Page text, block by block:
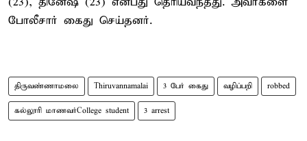
போலீசார் கைது செய்தனர்.
திருவண்ணாமலை Thiruvannamalai 3 பேர் கைது வழிப்பறி robbed
கல்லூரி மாணவர்College student 3 arrest